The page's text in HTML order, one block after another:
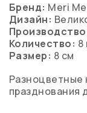
Бренд: Meri
Дизайн:
Количество: 8
Размер: 8 см
Разноцветные
празднования